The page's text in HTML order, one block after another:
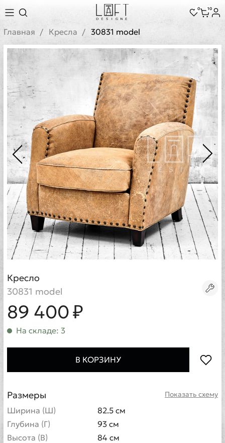
0 10
Главная Кресла 30831 model
Кресло
30831 model
89 400 ₽
На складе: 3
В КОРЗИНУ
Показать схему
Размеры
Ширина (Ш)
82.5 см
Глубина (Г)
93 см
Высота (В)
84 см